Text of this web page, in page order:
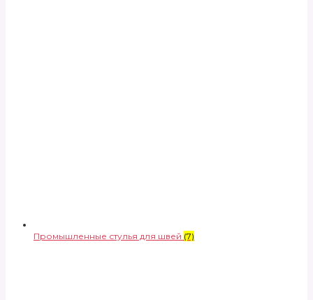
Промышленные стулья для швей (7)